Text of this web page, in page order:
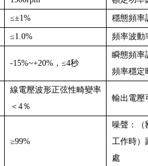
≤±1% 穩態頻率
≤1.0% 頻率波動
-15%~+20%，≤4秒
瞬態頻率
頻率穩定
線電壓波形正弦性畸變率
＜4％
輸出電壓
≥99%
噪聲：（
工作時）
處